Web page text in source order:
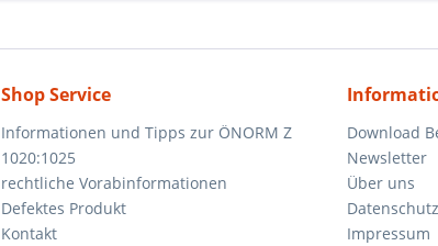
Shop Service
Informationen und Tipps zur ÖNORM Z
1020:1025
rechtliche Vorabinformationen
Defektes Produkt
Kontakt
Download
Newsletter
Über uns
Datenschutz
Impressum